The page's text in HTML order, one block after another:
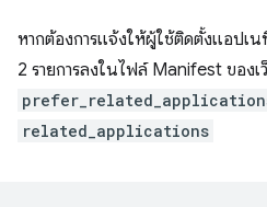
หากต้องการแจ้งให้ผู้ใช้ติดตั้งแอป
2 รายการลงในไฟล์ Manifest ของ
related_applications